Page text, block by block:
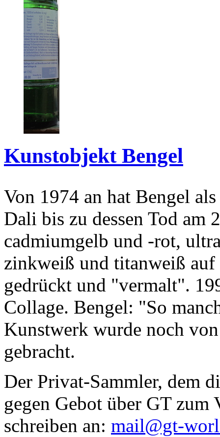
Kunstobjekt Bengel
Von 1974 an hat Bengel
Dali bis zu dessen Tod am
cadmiumgelb und -rot,
zinkweiß und titanweiß
gedrückt und "vermalt".
Collage. Bengel: "So
Kunstwerk wurde noch
gebracht.
Der Privat-Sammler, dem
gegen Gebot über GT zum
schreiben an: mail@gt-